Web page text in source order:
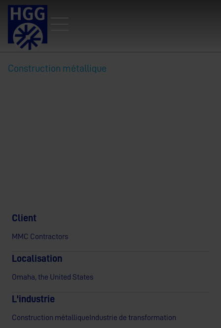
Construction métallique
Client
MMC Contractors
Localisation
Omaha, the United States
L'industrie
Construction métallique Industrie de transformation